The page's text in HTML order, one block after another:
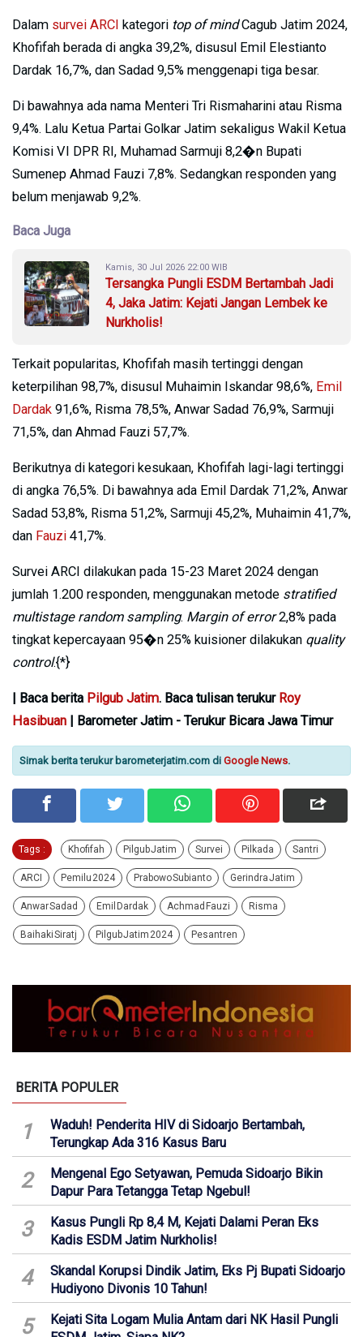
Dalam survei ARCI kategori top of mindCagub Jatim 2024,
Khofifah berada di angka 39,2%, disusul Emil Elestianto
Dardak 16,7%, dan Sadad 9,5% menggenapi tiga besar.
Di bawahnya ada nama Menteri Tri Rismaharini atau Risma
9,4%. Lalu Ketua Partai Golkar Jatim sekaligus Wakil Ketua
Komisi VI DPR RI, Muhamad Sarmuji 8,2�n Bupati
Sumenep Ahmad Fauzi 7,8%. Sedangkan responden yang
belum menjawab 9,2%.
Baca Juga
Kamis, 30 Jul 2026 22:00 WIB
Tersangka Pungli ESDM Bertambah Jadi
4, Jaka Jatim: Kejati Jangan Lembek ke
Nurkholis!
Terkait popularitas, Khofifah masih tertinggi dengan
keterpilihan 98,7%, disusul Muhaimin Iskandar 98,6%, Emil
Dardak 91,6%, Risma 78,5%, Anwar Sadad 76,9%, Sarmuji
71,5%, dan Ahmad Fauzi 57,7%.
Berikutnya di kategori kesukaan, Khofifah lagi-lagi tertinggi
di angka 76,5%. Di bawahnya ada Emil Dardak 71,2%, Anwar
Sadad 53,8%, Risma 51,2%, Sarmuji 45,2%, Muhaimin 41,7%,
dan Fauzi 41,7%.
Survei ARCI dilakukan pada 15-23 Maret 2024 dengan
jumlah 1.200 responden, menggunakan metode stratified
multistage random sampling. Margin of error2,8% pada
tingkat kepercayaan 95�n 25% kuisioner dilakukan quality
control.{*}
| Baca berita Pilgub Jatim. Baca tulisan terukur Roy
Hasibuan | Barometer Jatim - Terukur Bicara Jawa Timur
Simak berita terukur barometerjatim.com di Google News.
Tags : Khofifah Pilgub Jatim Survei Pilkada Santri
ARCI Pemilu 2024 Prabowo Subianto Gerindra Jatim
Anwar Sadad Emil Dardak Achmad Fauzi Risma
Baihaki Siratj Pilgub Jatim 2024 Pesantren
BERITA POPULER
1
Waduh! Penderita HIV di Sidoarjo Bertambah,
Terungkap Ada 316 Kasus Baru
2
Mengenal Ego Setyawan, Pemuda Sidoarjo Bikin
Dapur Para Tetangga Tetap Ngebul!
3
Kasus Pungli Rp 8,4 M, Kejati Dalami Peran Eks
Kadis ESDM Jatim Nurkholis!
4
Skandal Korupsi Dindik Jatim, Eks Pj Bupati Sidoarjo
Hudiyono Divonis 10 Tahun!
5
Kejati Sita Logam Mulia Antam dari NK Hasil Pungli